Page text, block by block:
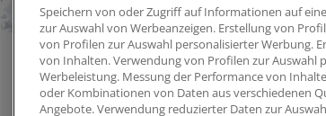
Reizvoll für Ärztinnen:
Der Arbeitsalltag lässt
sich in der Radiologie
vergleichsweise gut im
Radiologen in
kommenden
Facharztprüfung
tätige Radiologen
Speichern von oder Zugriff auf Informationen auf
zur Auswahl von Werbeanzeigen. Erstellung von
von Profilen zur Auswahl personalisierter Werbung.
von Inhalten. Verwendung von Profilen zur Auswahl
Werbeleistung. Messung der Performance von
oder Kombinationen von Daten aus verschiedenen
Angebote. Verwendung reduzierter Daten zur